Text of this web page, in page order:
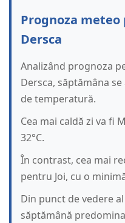
Prognoza
Dersca
Analizând prognoza
Dersca, săptămâna
de temperatură.
Cea mai caldă zi va fi
32°C.
În contrast, cea mai
pentru Joi, cu o
Din punct de vedere
săptămână